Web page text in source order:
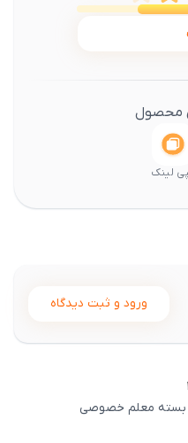
محصول
لینک
ورود و ثبت دیدگاه
بسته معلم خصوصی